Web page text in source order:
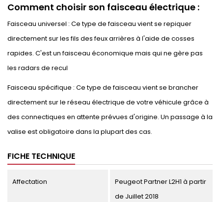
Comment choisir son faisceau électrique :
Faisceau universel : Ce type de faisceau vient se repiquer
directement sur les fils des feux arrières à l'aide de cosses
rapides. C'est un faisceau économique mais qui ne gère pas
les radars de recul
Faisceau spécifique : Ce type de faisceau vient se brancher
directement sur le réseau électrique de votre véhicule grâce à
des connectiques en attente prévues d'origine. Un passage à la
valise est obligatoire dans la plupart des cas.
FICHE TECHNIQUE
Affectation
Peugeot Partner L2H1 à partir
de Juillet 2018